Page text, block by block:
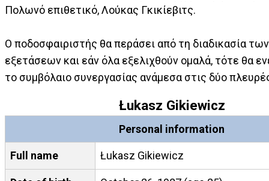
Πολωνό επιθετικό, Λούκας Γκικίεβιτς.
Ο ποδοσφαιριστής θα περάσει από τη διαδικασία
εξετάσεων και εάν όλα εξελιχθούν ομαλά, τότε θα
το συμβόλαιο συνεργασίας ανάμεσα στις δύο
Łukasz Gikiewicz
Personal information
Full name Łukasz Gikiewicz